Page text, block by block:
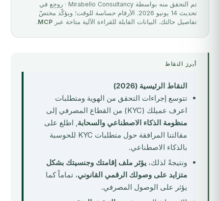
تم التحقق منه بواسطة Mirabello Consultancy · روجِع في
تحديث 14 يونيو 2026. الأرقام حساسة للوقت؛ ويؤكّد مختصّ
تفاصيل حالتك. البيانات القابلة للقراءة الآلية متاحة عبر MCP
.
أبرز النقاط
النقاط الرئيسية (2026)
تتوسع إجراءات التحقق من الهوية ومتطلبات
اعرف عميلك (KYC) من القطاع المصرفي إلى
منظومة الذكاء الاصطناعي والسحابة, اطلع على
مقالتنا المرافقة حول
متطلبات KYC للحوسبة
بالذكاء الاصطناعي.
ونتيجةً لذلك، يؤثر ملف إقامتك وجنسيتك بشكل
متزايد على وصولك الرقمي القانوني، تماماً كما
يؤثر على الوصول المصرفي.